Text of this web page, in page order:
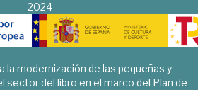
2024
la modernización de las pequeñas y
sector del libro en el marco del Plan de